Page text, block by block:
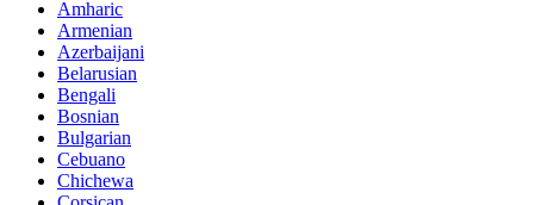
Amharic
Armenian
Azerbaijani
Belarusian
Bengali
Bosnian
Bulgarian
Cebuano
Chichewa